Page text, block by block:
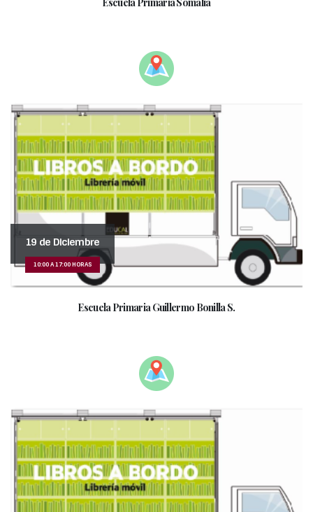
Escuela Primaria Somalia
19 de Diciembre
10:00 A 17:00 HORAS
Escuela Primaria Guillermo Bonilla S.